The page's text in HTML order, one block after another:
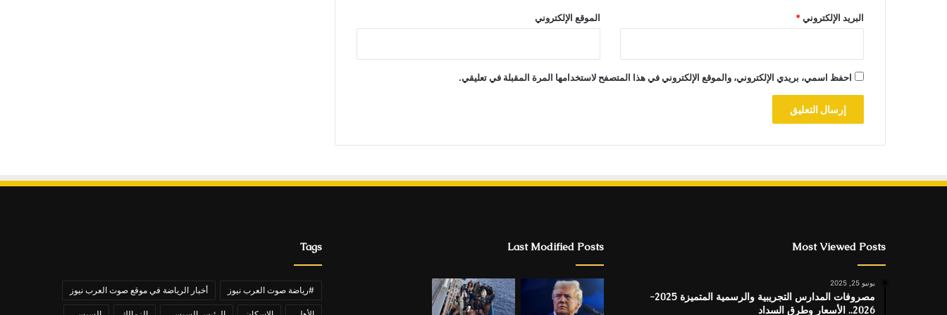
البريد الإلكتروني* الموقع الإلكتروني
احفظ اسمي، بريدي الإلكتروني، والموقع الإلكتروني في هذا المتصفح لاستخدامها المرة المقبلة في تعليقي.
Most Viewed Posts
يونيو 25, 2025
مصروفات المدارس التجريبية والرسمية المتميزة 2025-
2026.. الأسعار وطرق السداد
Last Modified Posts
Tags
#رياضة صوت العرب نيوز أخبار الرياضة في موقع صوت العرب نيوز